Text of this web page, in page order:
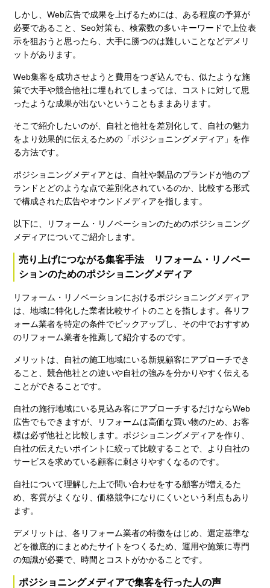
しかし、Web広告で成果を上げるためには、ある程度の予算が
必要であること、Seo対策も、検索数の多いキーワードで上位表
示を狙おうと思ったら、大手に勝つのは難しいことなどデメリ
ットがあります。
Web集客を成功させようと費用をつぎ込んでも、似たような施
策で大手や競合他社に埋もれてしまっては、コストに対して思
ったような成果が出ないということもままあります。
そこで紹介したいのが、自社と他社を差別化して、自社の魅力
をより効果的に伝えるための「ポジショニングメディア」を作
る方法です。
ポジショニングメディアとは、自社や製品のブランドが他のブ
ランドとどのような点で差別化されているのか、比較する形式
で構成された広告やオウンドメディアを指します。
以下に、リフォーム・リノベーションのためのポジショニング
メディアについてご紹介します。
売り上げにつながる集客手法 リフォーム・リノベー
ションのためのポジショニングメディア
リフォーム・リノベーションにおけるポジショニングメディア
は、地域に特化した業者比較サイトのことを指します。各リフ
ォーム業者を特定の条件でピックアップし、その中でおすすめ
のリフォーム業者を推薦して紹介するのです。
メリットは、自社の施工地域にいる新規顧客にアプローチでき
ること、競合他社との違いや自社の強みを分かりやすく伝える
ことができることです。
自社の施行地域にいる見込み客にアプローチするだけならWeb
広告でもできますが、リフォームは高価な買い物のため、お客
様は必ず他社と比較します。ポジショニングメディアを作り、
自社の伝えたいポイントに絞って比較することで、より自社の
サービスを求めている顧客に刺さりやすくなるのです。
自社について理解した上で問い合わせをする顧客が増えるた
め、客質がよくなり、価格競争になりにくいという利点もあり
ます。
デメリットは、各リフォーム業者の特徴をはじめ、選定基準な
どを徹底的にまとめたサイトをつくるため、運用や施策に専門
の知識が必要で、時間とコストがかかることです。
ポジショニングメディアで集客を行った人の声